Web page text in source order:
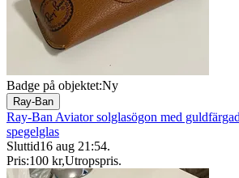
Badge på objektet:Ny
Ray-Ban
Ray-Ban Aviator solglasögon med
spegelglas
Sluttid16 aug 21:54.
Pris:100 kr,Utropspris.